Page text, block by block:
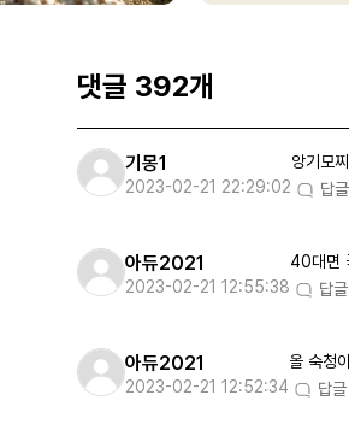
댓글 392개
기몽1
2023-02-21 22:29:02
앙기모
답
아듀2021
2023-02-21 12:55:38
40대면
답글
아듀2021
2023-02-21 12:52:34
올 숙청
답글